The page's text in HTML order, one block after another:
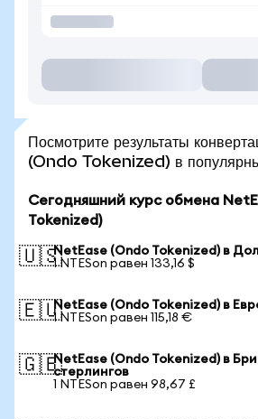
Посмотрите результаты
(Ondo Tokenized) в
Сегодняшний курс обмена
Tokenized)
🇺🇸NetEase (Ondo Tokenized) в
1 NTESon равен 133,16 $
🇪🇺NetEase (Ondo Tokenized) в
1 NTESon равен 115,18 €
🇬🇧NetEase (Ondo Tokenized) в
стерлингов
1 NTESon равен 98,67 £